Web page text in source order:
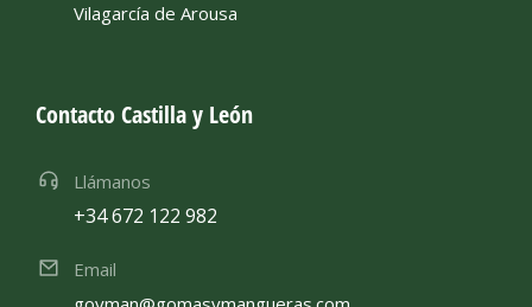
Vilagarcía de Arousa
Contacto Castilla y León
Llámanos
+34 672 122 982
Email